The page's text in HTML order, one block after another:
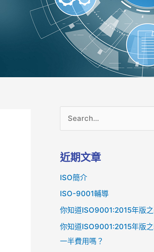
關
鍵
字
:
近期文章
ISO簡介
ISO-9001輔導
你知道ISO9001:2015年版之
你知道ISO9001:2015年版
一半費用嗎？